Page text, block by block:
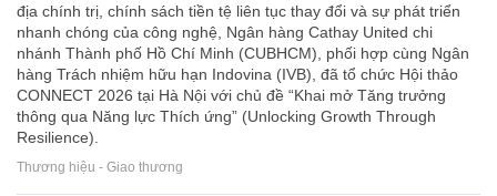
địa chính trị, chính sách tiền tệ liên tục thay đổi và sự phát triển
nhanh chóng của công nghệ, Ngân hàng Cathay United chi
nhánh Thành phố Hồ Chí Minh (CUBHCM), phối hợp cùng Ngân
hàng Trách nhiệm hữu hạn Indovina (IVB), đã tổ chức Hội thảo
CONNECT 2026 tại Hà Nội với chủ đề “Khai mở Tăng trưởng
thông qua Năng lực Thích ứng” (Unlocking Growth Through
Resilience).
Thương hiệu - Giao thương